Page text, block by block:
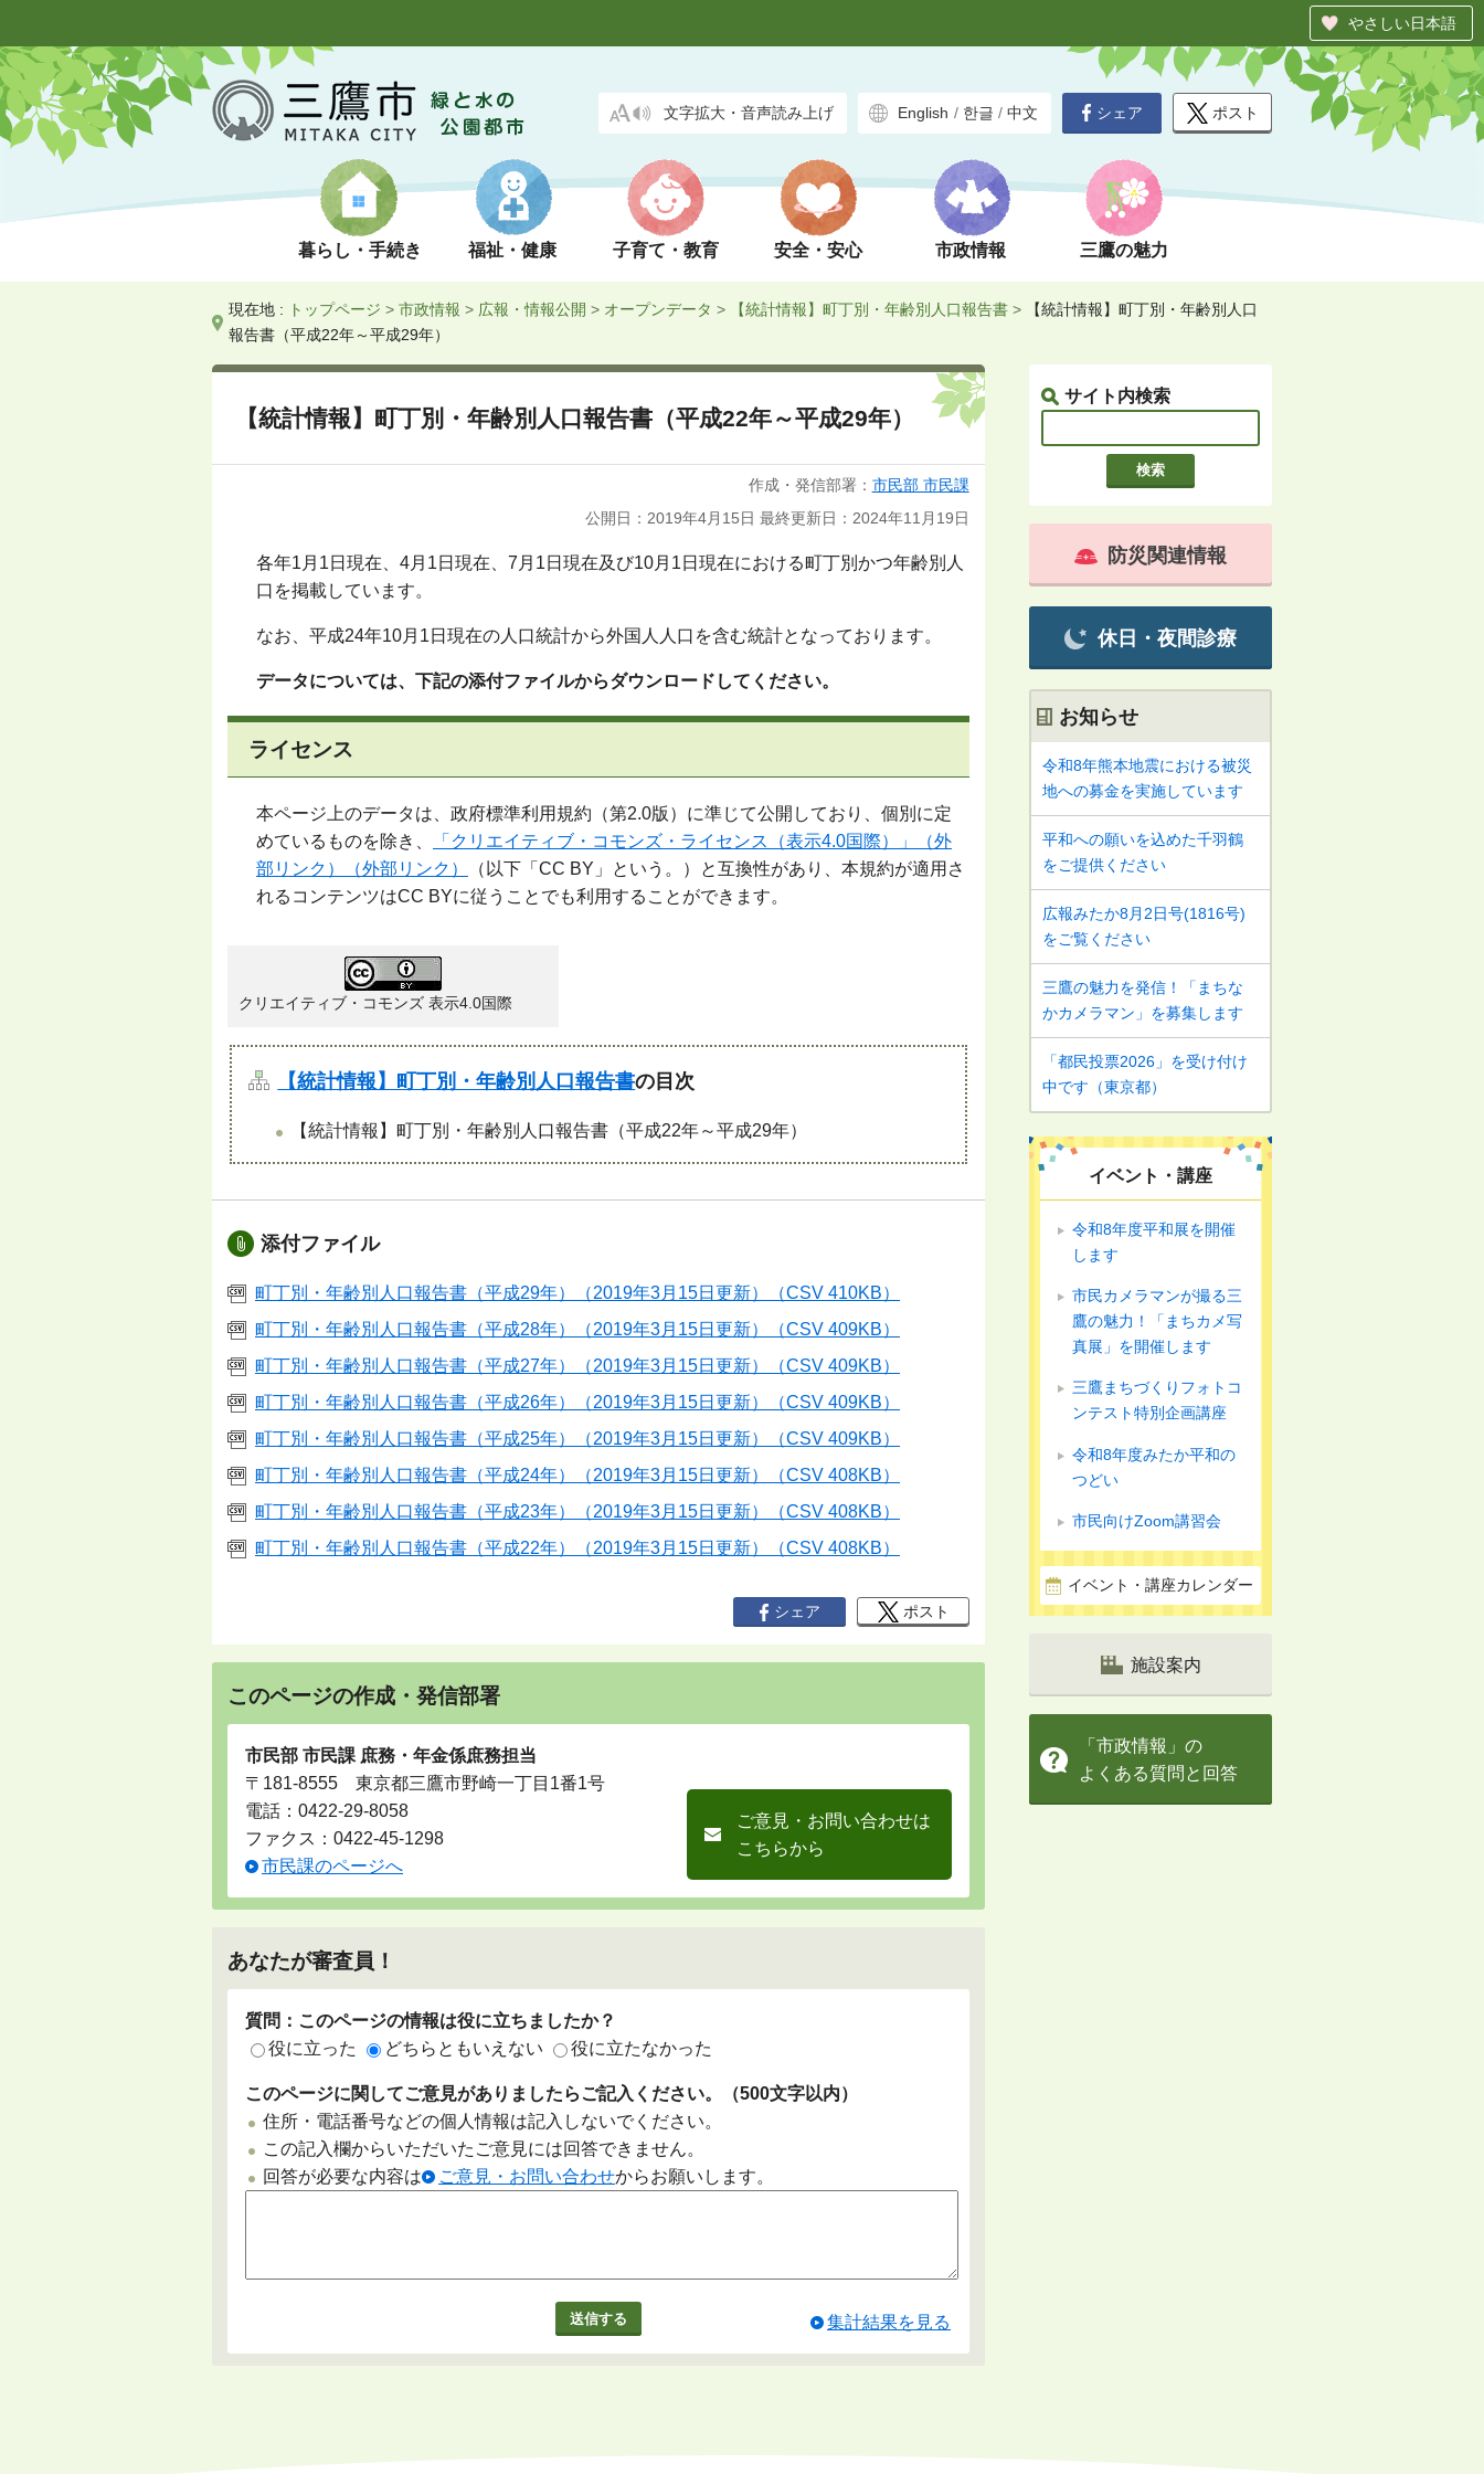
やさしい日本語
文字拡大・音声読み上げ English / 한글 / 中文
暮らし・手続き 福祉・健康 子育て・教育 安全・安心 市政情報 三鷹の魅力
シェア ポスト
現在地 : トップページ > 市政情報 > 広報・情報公開 > オープンデータ > 【統計情報】町丁別・年齢別人口報告書 > 【統計情報】町丁別・年齢別人口
報告書（平成22年～平成29年）
サイト内検索
【統計情報】町丁別・年齢別人口報告書（平成22年～平成29年）
作成・発信部署： 市民部 市民課
公開日：2019年4月15日 最終更新日：2024年11月19日
各年1月1日現在、4月1日現在、7月1日現在及び10月1日現在における町丁別かつ年齢別人
口を掲載しています。
なお、平成24年10月1日現在の人口統計から外国人人口を含む統計となっております。
データについては、下記の添付ファイルからダウンロードしてください。
ライセンス
本ページ上のデータは、政府標準利用規約（第2.0版）に準じて公開しており、個別に定
めているものを除き、
「クリエイティブ・コモンズ・ライセンス（表示4.0国際）」（外
部リンク）（外部リンク）
（以下「CC BY」という。）と互換性があり、本規約が適用さ
れるコンテンツはCC BYに従うことでも利用することができます。
クリエイティブ・コモンズ 表示4.0国際
【統計情報】町丁別・年齢別人口報告書の目次
【統計情報】町丁別・年齢別人口報告書（平成22年～平成29年）
添付ファイル
町丁別・年齢別人口報告書（平成29年）（2019年3月15日更新）（CSV 410KB）
町丁別・年齢別人口報告書（平成28年）（2019年3月15日更新）（CSV 409KB）
町丁別・年齢別人口報告書（平成27年）（2019年3月15日更新）（CSV 409KB）
町丁別・年齢別人口報告書（平成26年）（2019年3月15日更新）（CSV 409KB）
町丁別・年齢別人口報告書（平成25年）（2019年3月15日更新）（CSV 409KB）
町丁別・年齢別人口報告書（平成24年）（2019年3月15日更新）（CSV 408KB）
町丁別・年齢別人口報告書（平成23年）（2019年3月15日更新）（CSV 408KB）
町丁別・年齢別人口報告書（平成22年）（2019年3月15日更新）（CSV 408KB）
シェア ポスト
このページの作成・発信部署
市民部 市民課 庶務・年金係庶務担当
〒181-8555 東京都三鷹市野崎一丁目1番1号
電話： 0422-29-8058
ファクス：0422-45-1298
市民課のページへ
ご意見・お問い合わせは
こちらから
あなたが審査員！
質問：このページの情報は役に立ちましたか？
役に立った
どちらともいえない 役に立たなかった
このページに関してご意見がありましたらご記入ください。（500文字以内）
住所・電話番号などの個人情報は記入しないでください。
この記入欄からいただいたご意見には回答できません。
回答が必要な内容は
ご意見・お問い合わせからお願いします。
集計結果を見る
防災関連情報
休日・夜間診療
お知らせ
令和8年熊本地震における被災
地への募金を実施しています
平和への願いを込めた千羽鶴
をご提供ください
広報みたか8月2日号(1816号)
をご覧ください
三鷹の魅力を発信！「まちな
かカメラマン」を募集します
「都民投票2026」を受け付け
中です（東京都）
イベント・講座
令和8年度平和展を開催
します
市民カメラマンが撮る三
鷹の魅力！「まちカメ写
真展」を開催します
三鷹まちづくりフォトコ
ンテスト特別企画講座
令和8年度みたか平和の
つどい
市民向けZoom講習会
イベント・講座カレンダー
施設案内
「市政情報」の
よくある質問と回答